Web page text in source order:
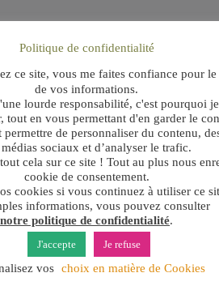
personnes qui m’entourent ou que je
Politique de confidentialité
ce site, vous me faites confiance pour le
de vos informations.
lourde responsabilité, c'est pourquoi
tout en vous permettant d'en garder le
de personnaliser du contenu,
médias sociaux et d’analyser le trafic.
cela sur ce site ! Tout au plus nous
cookie de consentement.
cookies si vous continuez à utiliser ce
informations, vous pouvez consulter
notre politique de confidentialité.
J'accepte Je refuse
vos choix en matière de Cookies